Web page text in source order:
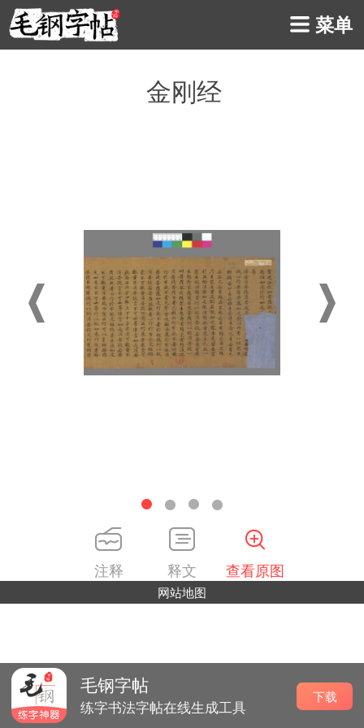
菜单
金刚经
注释 释文 查看原图
网站地图
毛钢字帖
练字书法字帖在线生成工具
下载